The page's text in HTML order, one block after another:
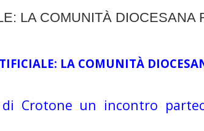
LA COMUNITÀ DIOCESANA
LA COMUNITÀ
Crotone un incontro